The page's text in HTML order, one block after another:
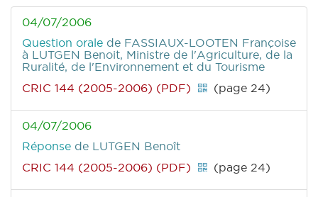
04/07/2006
Question orale de FASSIAUX-LOOTEN Françoise
à LUTGEN Benoit, Ministre de l'Agriculture, de la
Ruralité, de l'Environnement et du Tourisme
CRIC 144 (2005-2006) (PDF)
(page 24)
04/07/2006
Réponse de LUTGEN Benoît
CRIC 144 (2005-2006) (PDF)
(page 24)